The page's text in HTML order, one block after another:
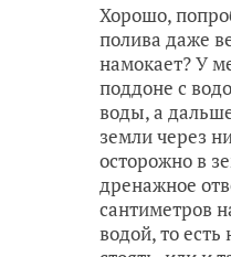
Хорошо,
полива даже
намокает? У
поддоне с
воды, а
земли через
осторожно в
дренажное
сантиметров
водой, то